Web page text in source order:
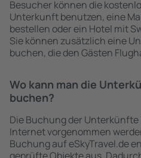
Besucher können die
Unterkunft benutzen, eine
bestellen oder ein Hotel mit
Sie können zusätzlich eine
buchen, die den Gästen
Wo kann man die
buchen?
Die Buchung der
Internet vorgenommen
Buchung auf eSkyTravel.de